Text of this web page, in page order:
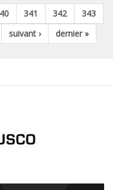
341 342
343
suivant › dernier »